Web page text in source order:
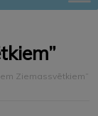
Ziemassvētkiem”